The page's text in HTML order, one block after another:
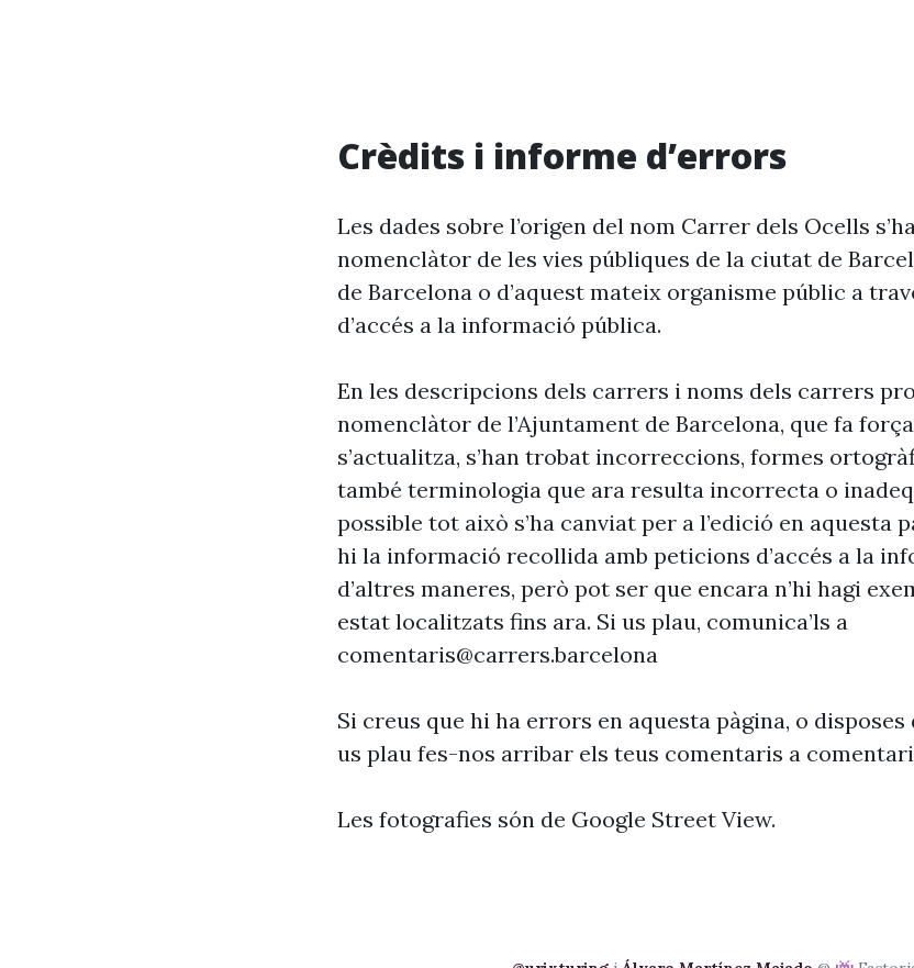
Crèdits i informe d’errors
Les dades sobre l’origen del nom Carrer dels Ocells
nomenclàtor de les vies públiques de la ciutat de
de Barcelona o d’aquest mateix organisme públic a
d’accés a la informació pública.
En les descripcions dels carrers i noms dels carrers
nomenclàtor de l’Ajuntament de Barcelona, que fa
s’actualitza, s’han trobat incorreccions, formes
també terminologia que ara resulta incorrecta o
possible tot això s’ha canviat per a l’edició en aquesta
hi la informació recollida amb peticions d’accés a la
d’altres maneres, però pot ser que encara n’hi hagi
estat localitzats fins ara. Si us plau, comunica’ls a
comentaris@carrers.barcelona
Si creus que hi ha errors en aquesta pàgina, o
us plau fes-nos arribar els teus comentaris a
Les fotografies són de Google Street View.